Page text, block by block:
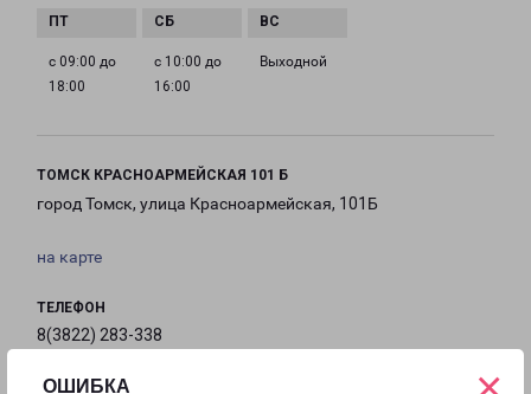
ОШИБКА
с 09:00 до
18:00
с 10:00 до
16:00
Выходной
ТОМСК КРАСНОАРМЕЙСКАЯ 101 Б
город Томск, улица Красноармейская, 101Б
на карте
ТЕЛЕФОН
8(3822) 283-338
EMAIL